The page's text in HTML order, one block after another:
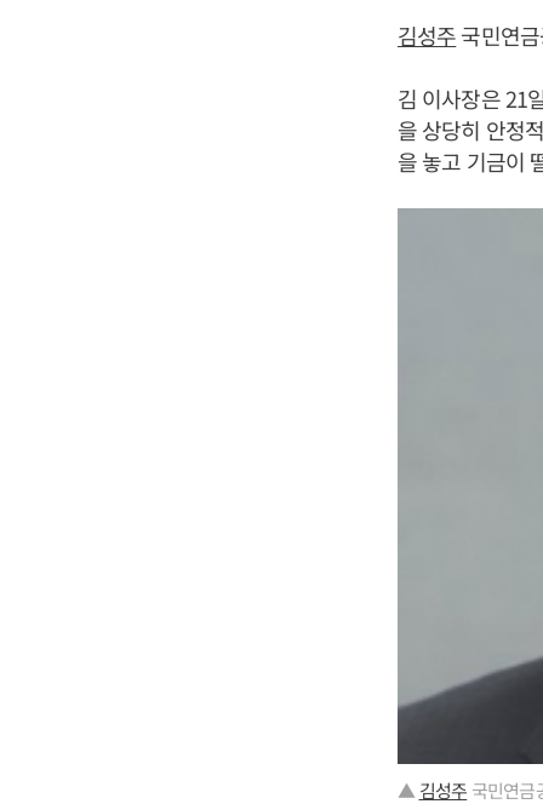
김성주국민연
김 이사장은 21
을 상당히 안정
을 놓고 기금이
▲ 김성주 국민연금